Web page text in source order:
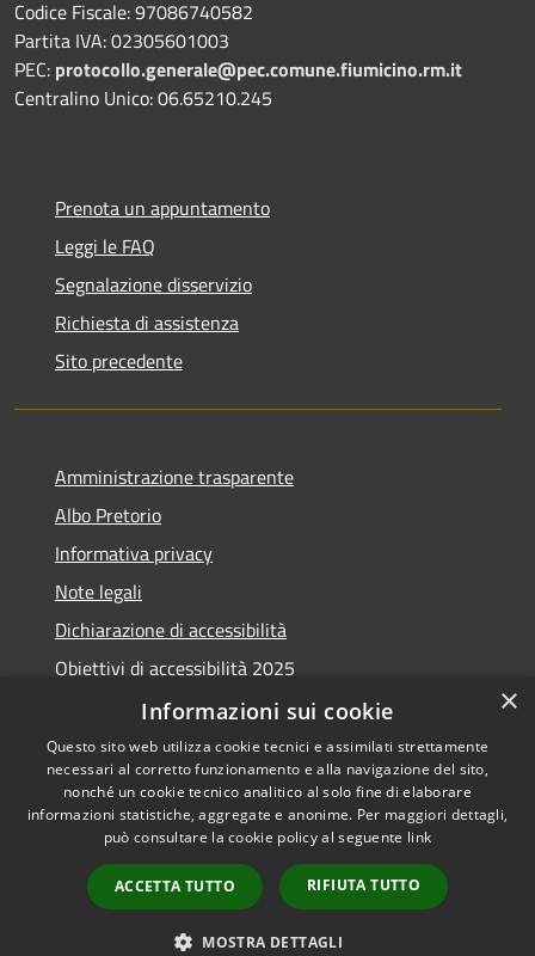
Codice Fiscale: 97086740582
Partita IVA: 02305601003
PEC: protocollo.generale@pec.comune.fiumicino.rm.it
Centralino Unico: 06.65210.245
Prenota un appuntamento
Leggi le FAQ
Segnalazione disservizio
Richiesta di assistenza
Sito precedente
Amministrazione trasparente
Albo Pretorio
Informativa privacy
Note legali
Dichiarazione di accessibilità
Obiettivi di accessibilità 2025
Meccanismo di feedback
RSS
Accessibilità
Copyright © 2026 • Comune di
Municipium•
Accesso
redazione
×
Informazioni sui cookie
Questo sito web utilizza cookie tecnici e assimilati strettamente
necessari al corretto funzionamento e alla navigazione del sito,
nonché un cookie tecnico analitico al solo fine di elaborare
informazioni statistiche, aggregate e anonime. Per maggiori dettagli,
può consultare la cookie policy al seguente link
ACCETTA TUTTO RIFIUTA TUTTO
MOSTRA DETTAGLI